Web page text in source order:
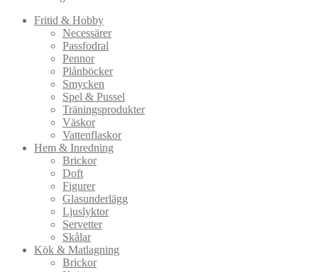
Fritid & Hobby
Necessärer
Passfodral
Pennor
Plånböcker
Smycken
Spel & Pussel
Träningsprodukter
Väskor
Vattenflaskor
Hem & Inredning
Brickor
Doft
Figurer
Glasunderlägg
Ljuslyktor
Servetter
Skålar
Kök & Matlagning
Brickor